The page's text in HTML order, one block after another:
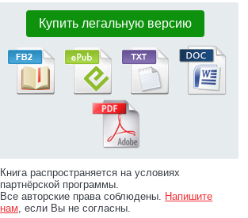
Купить легальную версию
Книга распространяется на условиях
партнёрской программы.
Все авторские права соблюдены. Напишите
нам, если Вы не согласны.